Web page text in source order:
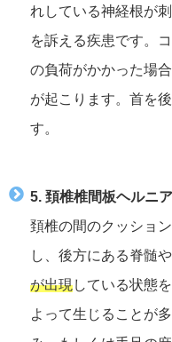
れしている神経根が刺
を訴える疾患です。
の負荷がかかった場
が起こります。首を
す。
5. 頚椎椎間板ヘルニア
頚椎の間のクッショ
し、後方にある脊髄
が出現している状態
よって生じることが